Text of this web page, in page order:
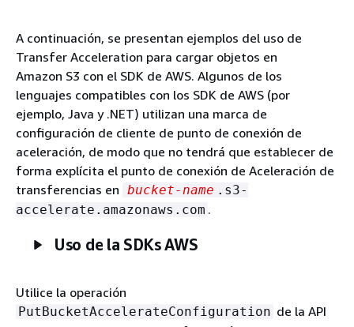
A continuación, se presentan ejemplos del uso de
Transfer Acceleration para cargar objetos en
Amazon S3 con el SDK de AWS. Algunos de los
lenguajes compatibles con los SDK de AWS (por
ejemplo, Java y .NET) utilizan una marca de
configuración de cliente de punto de conexión de
aceleración, de modo que no tendrá que establecer de
forma explícita el punto de conexión de Aceleración de
transferencias en bucket-name .s3-
accelerate.amazonaws.com .
Uso de la SDKs AWS
Utilice la operación
PutBucketAccelerateConfiguration de la API